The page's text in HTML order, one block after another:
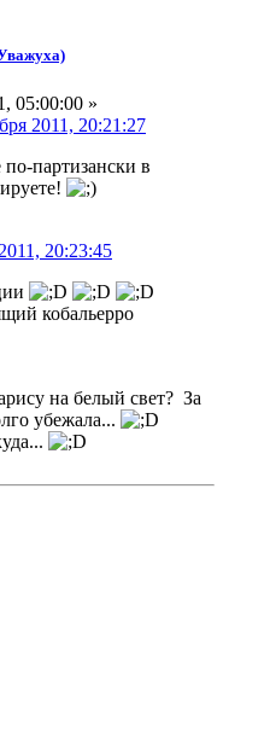
05:00:00 »
2011, 20:21:27
партизански в
20:23:45
кобальерро
на белый свет? За
убежала...